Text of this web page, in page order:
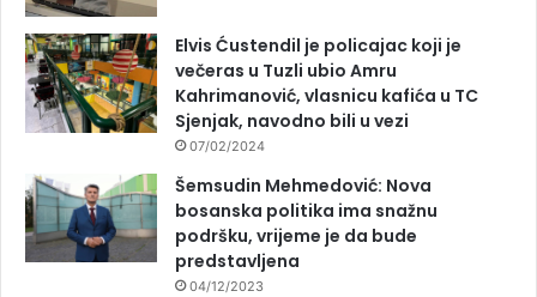
Elvis Ćustendil je policajac koji je
večeras u Tuzli ubio Amru
Kahrimanović, vlasnicu kafića u TC
Sjenjak, navodno bili u vezi
07/02/2024
Šemsudin Mehmedović: Nova
bosanska politika ima snažnu
podršku, vrijeme je da bude
predstavljena
04/12/2023